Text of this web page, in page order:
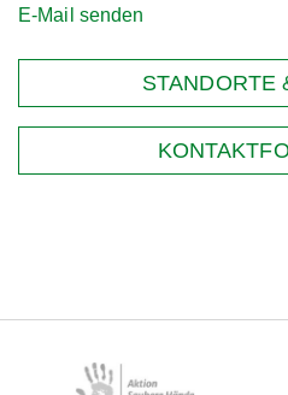
E-Mail senden
STANDORTE